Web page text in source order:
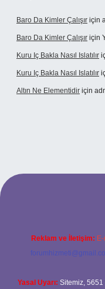
Baro Da Kimler Çalışır için
Baro Da Kimler Çalışır için
Kuru Iç Bakla Nasıl Islatılır
Kuru Iç Bakla Nasıl Islatılır
Altın Ne Elementidir için
betexper güncel giriş
Reklam ve İletişim:
Yasal Uyarı: Sitemiz, 5651